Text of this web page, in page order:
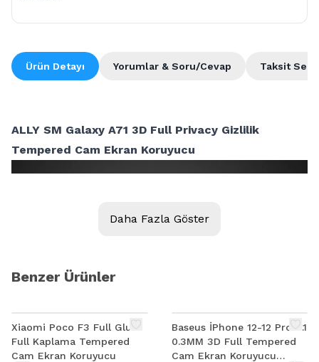
Ürün Detayı Taksit
Yorumlar & Soru/Cevap
ALLY SM Galaxy A71 3D Full Privacy Gizlilik
Tempered Cam Ekran Koruyucu
Daha Fazla Göster
Benzer Ürünler
Xiaomi Poco F3 Full Glue
Full Kaplama Tempered
Cam Ekran Koruyucu
Baseus İPhone 12-12 Pro 6.1
0.3MM 3D Full Tempered
Cam Ekran Koruyucu